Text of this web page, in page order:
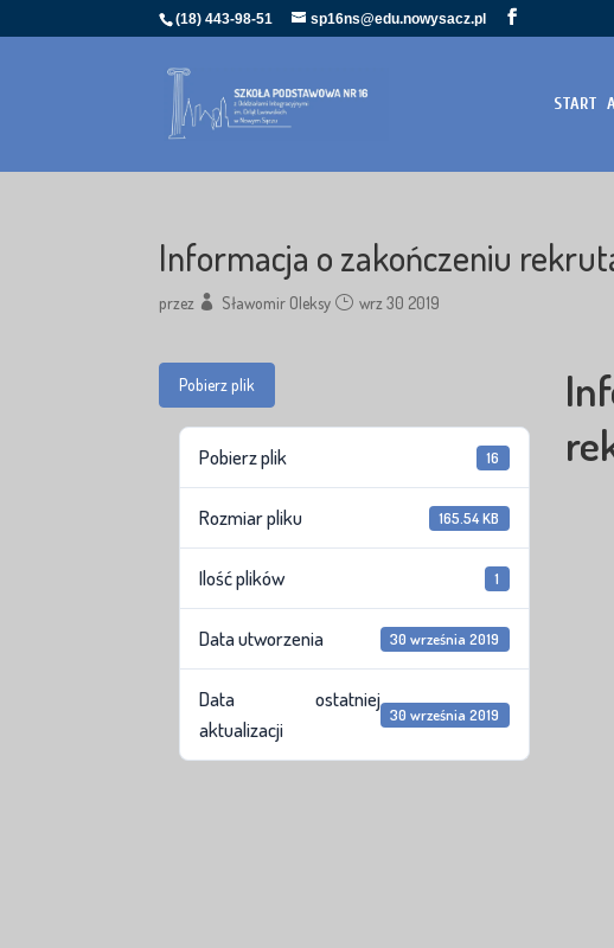
(18) 443-98-51 sp16ns@edu.nowysacz.pl
START
Informacja o zakończeniu
przez Sławomir Oleksy wrz 30 2019
Pobierz plik
Pobierz plik 16
Rozmiar pliku 165.54 KB
Ilość plików 1
Data utworzenia 30 września 2019
Data ostatniej
aktualizacji
30 września 2019